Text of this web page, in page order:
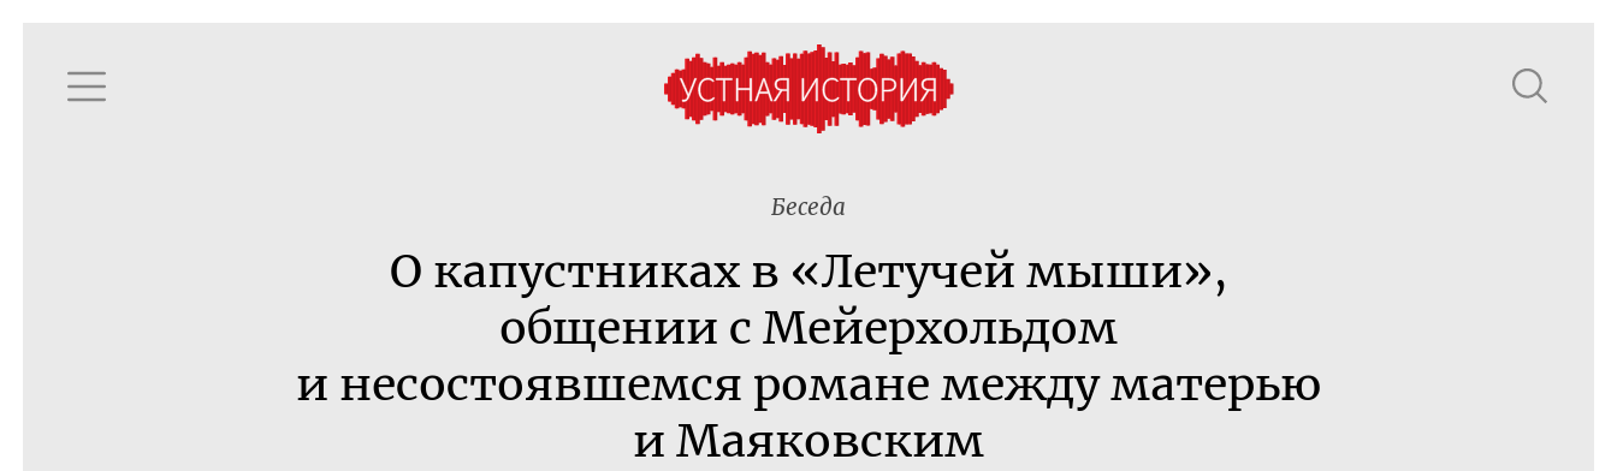
Беседа
О капустниках в «Летучей мыши»,
общении с Мейерхольдом
и несостоявшемся романе между матерью
и Маяковским